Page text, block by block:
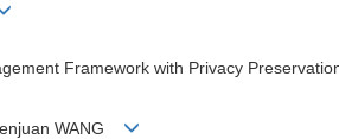
Framework with Privacy
WANG